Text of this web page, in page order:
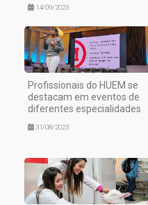
14/09/2023
Profissionais do HUEM se
destacam em eventos de
diferentes especialidades
31/08/2023